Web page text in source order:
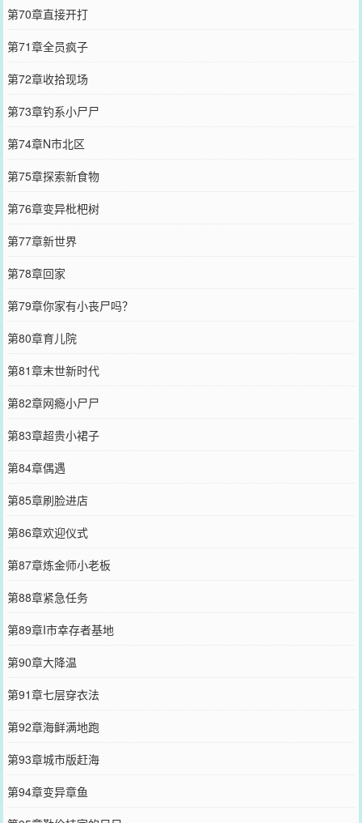
第70章直接开打
第71章全员疯子
第72章收拾现场
第73章钓系小尸尸
第74章N市北区
第75章探索新食物
第76章变异枇杷树
第77章新世界
第78章回家
第79章你家有小丧尸吗？
第80章育儿院
第81章末世新时代
第82章网瘾小尸尸
第83章超贵小裙子
第84章偶遇
第85章刷脸进店
第86章欢迎仪式
第87章炼金师小老板
第88章紧急任务
第89章I市幸存者基地
第90章大降温
第91章七层穿衣法
第92章海鲜满地跑
第93章城市版赶海
第94章变异章鱼